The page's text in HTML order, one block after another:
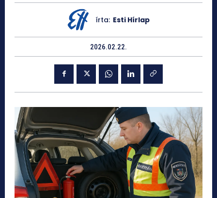
írta: Esti Hírlap
2026.02.22.